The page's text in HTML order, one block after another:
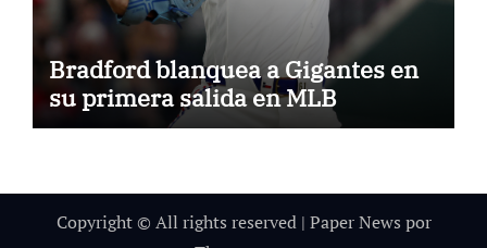
Bradford blanquea a Gigantes en
su primera salida en MLB
Copyright © All rights reserved | Paper News por